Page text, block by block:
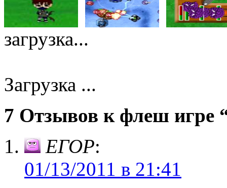
загрузка...
Загрузка ...
7 Отзывов к флеш игре
ЕГОР:
01/13/2011 в 21:41